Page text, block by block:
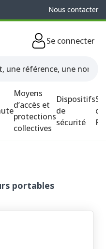
Nous contacter
Se connecter
Moyens
d’accès et
protections
collectives
Dispositifs
de
sécurité
portables